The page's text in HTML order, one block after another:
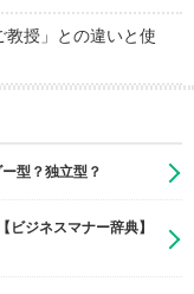
教授」との違いと使
型？独立型？
ジネスマナー辞典】